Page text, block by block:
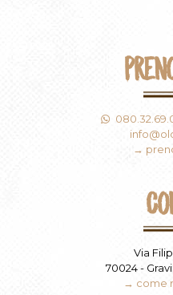
→
Via
70024 -
→ come